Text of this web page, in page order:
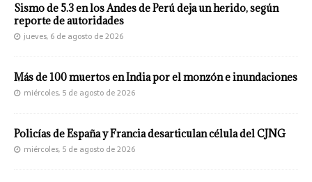
Sismo de 5.3 en los Andes de Perú deja un herido, según
reporte de autoridades
jueves, 6 de agosto de 2026
Más de 100 muertos en India por el monzón e inundaciones
miércoles, 5 de agosto de 2026
Policías de España y Francia desarticulan célula del CJNG
miércoles, 5 de agosto de 2026